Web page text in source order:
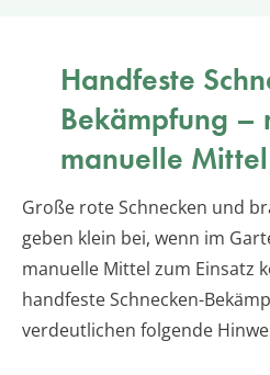
Handfeste
Bekämpfung –
manuelle Mittel
Große rote Schnecken und
geben klein bei, wenn im
manuelle Mittel zum Einsatz
handfeste Schnecken-
verdeutlichen folgende